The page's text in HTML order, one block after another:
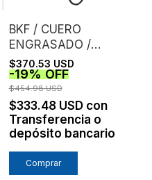
BKF / CUERO
ENGRASADO /
HABANO
$370.53 USD
-19%OFF
$454.98 USD
$333.48 USD con
Transferencia o
depósito bancario
Comprar